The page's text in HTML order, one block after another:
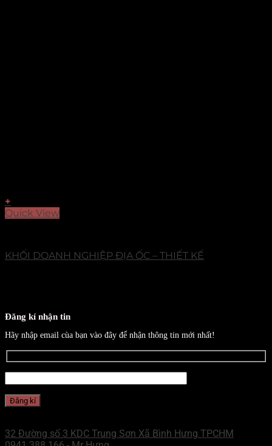
+
Quick View
KHỐI DOANH NGHIỆP ĐỊA ỐC – THIẾT KẾ
Đăng kí nhận tin
Hãy nhập email cùa bạn vào đây để nhận thông tin mới nhất!
32 Đường số 3 KDC Trung Sơn Xã Bình Hưng TPCHM